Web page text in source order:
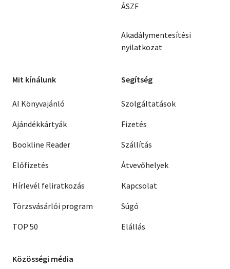
ÁSZF
Akadálymentesítési
nyilatkozat
Mit kínálunk
AI Könyvajánló
Ajándékkártyák
Bookline Reader
Előfizetés
Hírlevél feliratkozás
Törzsvásárlói program
TOP 50
Segítség
Szolgáltatások
Fizetés
Szállítás
Átvevőhelyek
Kapcsolat
Súgó
Elállás
Közösségi média